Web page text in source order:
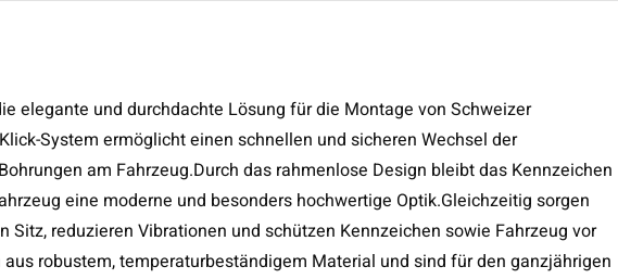
elegante und durchdachte Lösung für die Montage von Schweizer
System ermöglicht einen schnellen und sicheren Wechsel der
am Fahrzeug.Durch das rahmenlose Design bleibt das Kennzeichen
eine moderne und besonders hochwertige Optik.Gleichzeitig sorgen
reduzieren Vibrationen und schützen Kennzeichen sowie Fahrzeug vor
robustem, temperaturbeständigem Material und sind für den ganzjährigen